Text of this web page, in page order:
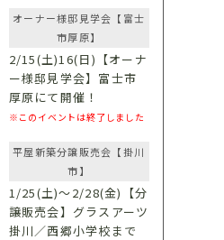
オーナー様邸見学会【富士
市厚原】
2/15(土)16(日)【オーナ
ー様邸見学会】富士市
厚原にて開催！
※このイベントは終了しました
平屋新築分譲販売会【掛川
市】
1/25(土)〜2/28(金)【分
譲販売会】グラスアーツ
掛川／西郷小学校まで